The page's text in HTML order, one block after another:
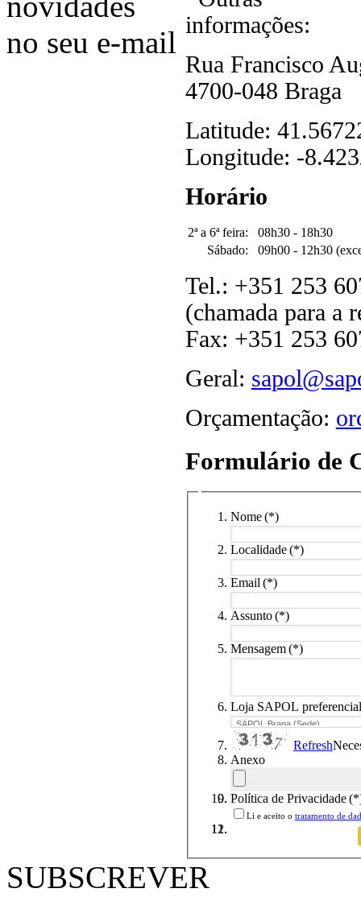
Rua Francisco
4700-048 Braga
Latitude:
Longitude: -
Horário
2ª a 6ª feira:
08h30 - 18h30
Sábado:
09h00 - 12h30
Tel.: +351 253
(chamada para a
Fax: +351 253
Geral:
Orçamentação:
Formulário de
Nome(*)
Localidade(*)
Email (*)
Assunto(*)
Mensagem(*)
Loja SAPOL preferencial
Refresh
Anexo
Política de Privacidade
Li e aceito o tratamento de
no seu e-mail
SUBSCREVER